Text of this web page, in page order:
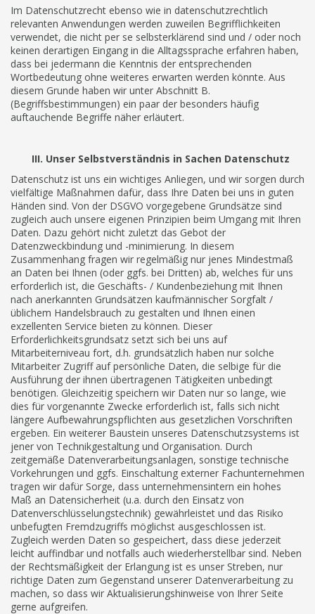
Im Datenschutzrecht ebenso wie in datenschutzrechtlich
relevanten Anwendungen werden zuweilen Begrifflichkeiten
verwendet, die nicht per se selbsterklärend sind und / oder noch
keinen derartigen Eingang in die Alltagssprache erfahren haben,
dass bei jedermann die Kenntnis der entsprechenden
Wortbedeutung ohne weiteres erwarten werden könnte. Aus
diesem Grunde haben wir unter Abschnitt B.
(Begriffsbestimmungen) ein paar der besonders häufig
auftauchende Begriffe näher erläutert.
III. Unser Selbstverständnis in Sachen Datenschutz
Datenschutz ist uns ein wichtiges Anliegen, und wir sorgen durch
vielfältige Maßnahmen dafür, dass Ihre Daten bei uns in guten
Händen sind. Von der DSGVO vorgegebene Grundsätze sind
zugleich auch unsere eigenen Prinzipien beim Umgang mit Ihren
Daten. Dazu gehört nicht zuletzt das Gebot der
Datenzweckbindung und -minimierung. In diesem
Zusammenhang fragen wir regelmäßig nur jenes Mindestmaß
an Daten bei Ihnen (oder ggfs. bei Dritten) ab, welches für uns
erforderlich ist, die Geschäfts- / Kundenbeziehung mit Ihnen
nach anerkannten Grundsätzen kaufmännischer Sorgfalt /
üblichem Handelsbrauch zu gestalten und Ihnen einen
exzellenten Service bieten zu können. Dieser
Erforderlichkeitsgrundsatz setzt sich bei uns auf
Mitarbeiterniveau fort, d.h. grundsätzlich haben nur solche
Mitarbeiter Zugriff auf persönliche Daten, die selbige für die
Ausführung der ihnen übertragenen Tätigkeiten unbedingt
benötigen. Gleichzeitig speichern wir Daten nur so lange, wie
dies für vorgenannte Zwecke erforderlich ist, falls sich nicht
längere Aufbewahrungspflichten aus gesetzlichen Vorschriften
ergeben. Ein weiterer Baustein unseres Datenschutzsystems ist
jener von Technikgestaltung und Organisation. Durch
zeitgemäße Datenverarbeitungsanlagen, sonstige technische
Vorkehrungen und ggfs. Einschaltung externer Fachunternehmen
tragen wir dafür Sorge, dass unternehmensintern ein hohes
Maß an Datensicherheit (u.a. durch den Einsatz von
Datenverschlüsselungstechnik) gewährleistet und das Risiko
unbefugten Fremdzugriffs möglichst ausgeschlossen ist.
Zugleich werden Daten so gespeichert, dass diese jederzeit
leicht auffindbar und notfalls auch wiederherstellbar sind. Neben
der Rechtsmäßigkeit der Erlangung ist es unser Streben, nur
richtige Daten zum Gegenstand unserer Datenverarbeitung zu
machen, so dass wir Aktualisierungshinweise von Ihrer Seite
gerne aufgreifen.